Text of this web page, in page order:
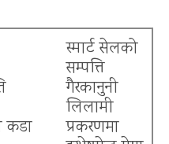
कडा
स्मार्ट सेलको
सम्पत्ति
गैरकानुनी
लिलामी
प्रकरणमा